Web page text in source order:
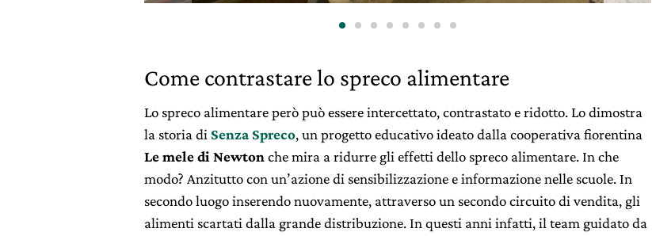
Come contrastare lo spreco alimentare
Lo spreco alimentare però può essere intercettato, contrastato e ridotto. Lo dimostra
la storia di Senza Spreco, un progetto educativo ideato dalla cooperativa fiorentina
Le mele di Newtonche mira a ridurre gli effetti dello spreco alimentare. In che
modo? Anzitutto con un’azione di sensibilizzazione e informazione nelle scuole. In
secondo luogo inserendo nuovamente, attraverso un secondo circuito di vendita, gli
alimenti scartati dalla grande distribuzione. In questi anni infatti, il team guidato da